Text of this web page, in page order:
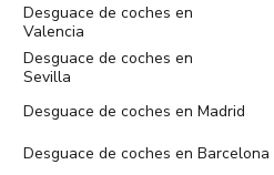
Desguace de coches en
Valencia
Desguace de coches en
Sevilla
Desguace de coches en Madrid
Desguace de coches en Barcelona